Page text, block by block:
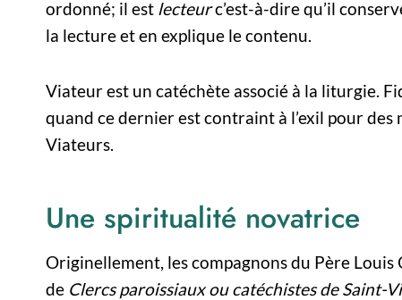
ordonné; il est lecteurc’est-à-dire qu’il
la lecture et en explique le contenu.
Viateur est un catéchète associé à la liturgie.
quand ce dernier est contraint à l’exil pour
Viateurs.
Une spiritualité novatrice
Originellement, les compagnons du Père
de Clercs paroissiaux ou catéchistes de Saint-